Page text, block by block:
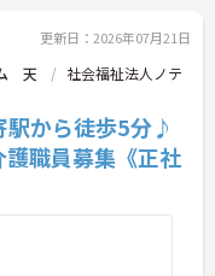
更新日：2026年07月21日
天
社会福祉法人ノテ
駅から徒歩5分♪
職員募集《正社